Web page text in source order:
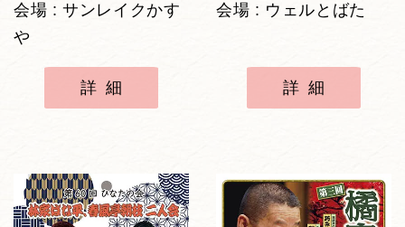
会場 : サンレイクかす
や
詳細
会場 : ウェルとばた
詳細